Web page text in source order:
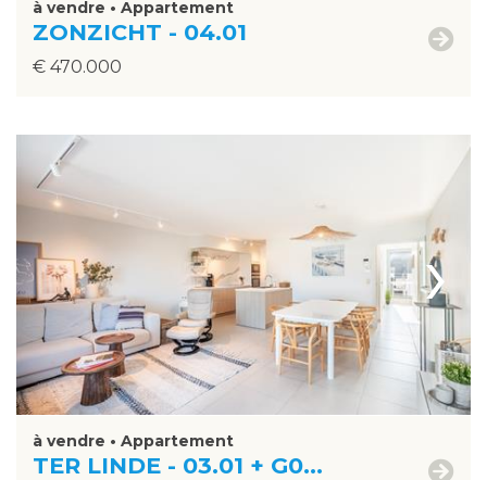
à vendre • Appartement
ZONZICHT - 04.01
€ 470.000
›
à vendre • Appartement
TER LINDE - 03.01 + G0...